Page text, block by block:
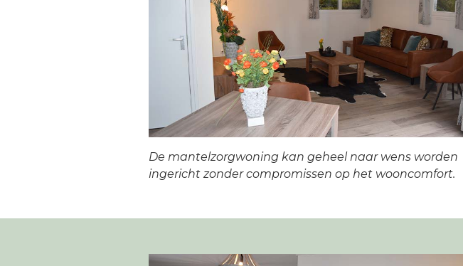
De mantelzorgwoning kan geheel naar wens worden
ingericht zonder compromissen op het wooncomfort.